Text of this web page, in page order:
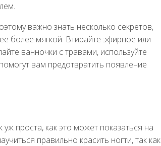
важно знать несколько секретов,
более мягкой. Втирайте эфирное или
ванночки с травами, используйте
вам предотвратить появление
проста, как это может показаться на
правильно красить ногти, так как